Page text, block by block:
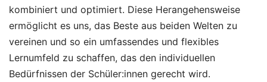
kombiniert und optimiert. Diese Herangehensweise
ermöglicht es uns, das Beste aus beiden Welten zu
vereinen und so ein umfassendes und flexibles
Lernumfeld zu schaffen, das den individuellen
Bedürfnissen der Schüler:innen gerecht wird.